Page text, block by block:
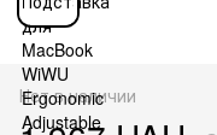
Нет в наличии